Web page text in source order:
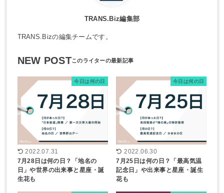
TRANS.Biz編集部
TRANS.Bizの編集チームです。
NEW POST
今日は何の日
2022.07.31
7月28日は何の日？「地名の
日」や世界の出来事と星座・誕
生花も
今日は何の日
2022.06.30
7月25日は何の日？「最高気温
記念日」や出来事と星座・誕生
花も